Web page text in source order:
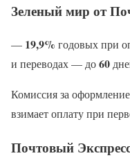
Зеленый мир от
— 19,9% годовых при
и переводах — до60
Комиссия за
взимает оплату при
Почтовый